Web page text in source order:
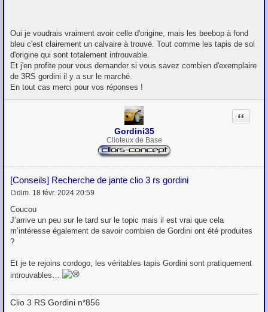
Oui je voudrais vraiment avoir celle d'origine, mais les beebop à fond
bleu c'est clairement un calvaire à trouvé. Tout comme les tapis de sol
d'origine qui sont totalement introuvable.
Et j'en profite pour vous demander si vous savez combien d'exemplaire
de 3RS gordini il y a sur le marché.
En tout cas merci pour vos réponses !
Gordini35
Clioteux de Base
[Conseils] Recherche de jante clio 3 rs gordini
Citation
e
s
a
dim. 18 févr. 2024 20:59
Coucou
J’arrive un peu sur le tard sur le topic mais il est vrai que cela
m’intéresse également de savoir combien de Gordini ont été produites
?
Et je te rejoins cordogo, les véritables tapis Gordini sont pratiquement
introuvables…
Clio 3 RS Gordini n*856